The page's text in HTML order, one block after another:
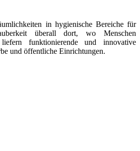
in hygienische Bereiche für
überall dort, wo Menschen
funktionierende und innovative
und öffentliche Einrichtungen.